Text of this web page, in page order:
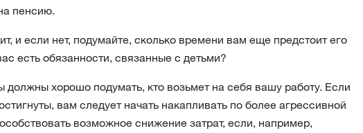
пенсию.
и если нет, подумайте, сколько времени вам еще предстоит его
есть обязанности, связанные с детьми?
хорошо подумать, кто возьмет на себя вашу работу. Если
вам следует начать накапливать по более агрессивной
возможное снижение затрат, если, например,